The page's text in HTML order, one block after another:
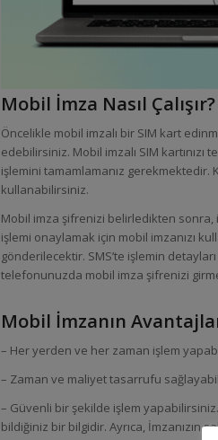
Mobil İmza Nasıl Çalışır?
Öncelikle mobil imzalı bir SIM kart
edebilirsiniz. Mobil imzalı SIM
işlemini tamamlamanız
kullanabilirsiniz.
Mobil imza şifrenizi belirledikten
işlemi onaylamak için mobil imzanızı
gönderilecektir. SMS’te işlemin
telefonunuzda mobil imza şifrenizi
Mobil İmzanın
– Her yerden ve her zaman işlem
– Zaman ve maliyet tasarrufu
– Güvenli bir şekilde işlem
bildiğiniz bir bilgidir. Ayrıca, İmzanızın